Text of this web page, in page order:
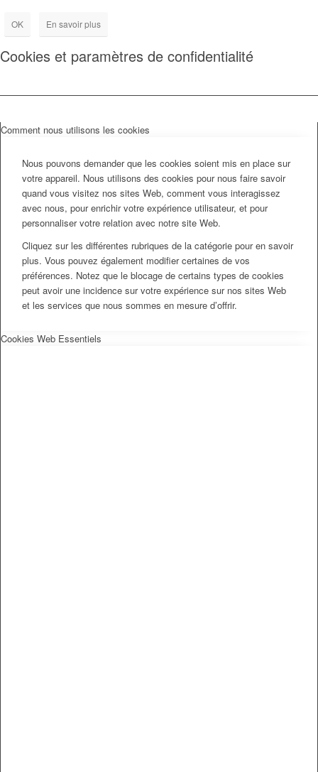
OK En savoir plus
Cookies et paramètres de confidentialité
Comment nous utilisons les cookies
Nous pouvons demander que les cookies soient mis en place sur
votre appareil. Nous utilisons des cookies pour nous faire savoir
quand vous visitez nos sites Web, comment vous interagissez
avec nous, pour enrichir votre expérience utilisateur, et pour
personnaliser votre relation avec notre site Web.
Cliquez sur les différentes rubriques de la catégorie pour en savoir
plus. Vous pouvez également modifier certaines de vos
préférences. Notez que le blocage de certains types de cookies
peut avoir une incidence sur votre expérience sur nos sites Web
et les services que nous sommes en mesure d’offrir.
Cookies Web Essentiels